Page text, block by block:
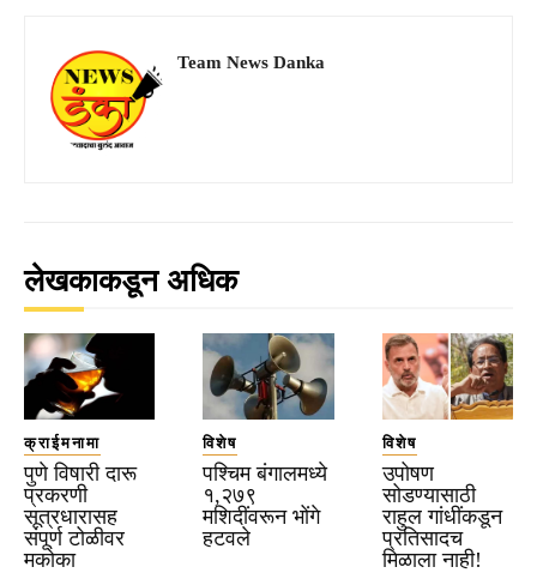
Team News Danka
लेखकाकडून अधिक
क्राईमनामा
पुणे विषारी दारू
प्रकरणी
सूत्रधारासह
संपूर्ण टोळीवर
मकोका
विशेष
पश्चिम बंगालमध्ये
१,२७९
मशिदींवरून भोंगे
हटवले
विशेष
उपोषण
सोडण्यासाठी
राहुल गांधींकडून
प्रतिसादच
मिळाला नाही!